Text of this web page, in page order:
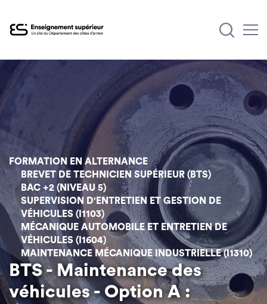
Aller
au
contenu
FORMATION EN ALTERNANCE
BREVET DE TECHNICIEN SUPÉRIEUR (BTS)
BAC +2 (NIVEAU 5)
SUPERVISION D'ENTRETIEN ET GESTION DE
VÉHICULES (I1103)
MÉCANIQUE AUTOMOBILE ET ENTRETIEN DE
VÉHICULES (I1604)
MAINTENANCE MÉCANIQUE INDUSTRIELLE (I1310)
BTS - Maintenance des
véhicules - Option A :